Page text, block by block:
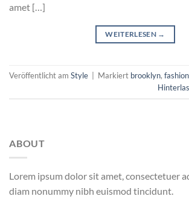
amet […]
WEITERLESEN →
Veröffentlicht am Style Markiert brooklyn, fashion
ABOUT
Lorem ipsum dolor sit amet, consectetuer
diam nonummy nibh euismod tincidunt.